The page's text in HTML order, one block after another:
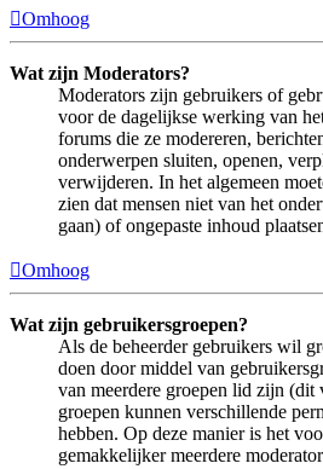
Omhoog
Wat zijn Moderators?
Moderators zijn gebruikers of
voor de dagelijkse werking van
forums die ze modereren,
onderwerpen sluiten, openen,
verwijderen. In het algemeen
zien dat mensen niet van het
gaan) of ongepaste inhoud
Omhoog
Wat zijn gebruikersgroepen?
Als de beheerder gebruikers wil
doen door middel van
van meerdere groepen lid zijn (dit
groepen kunnen verschillende
hebben. Op deze manier is het
gemakkelijker meerdere